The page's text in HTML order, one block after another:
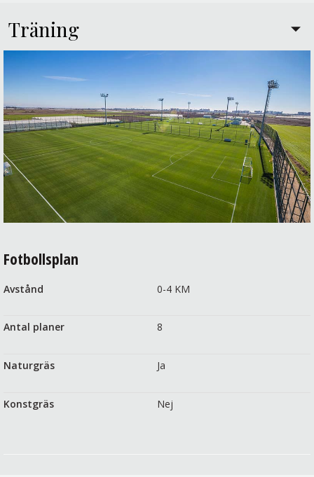
Träning
Fotbollsplan
Avstånd 0-4 KM
Antal planer 8
Naturgräs Ja
Konstgräs Nej